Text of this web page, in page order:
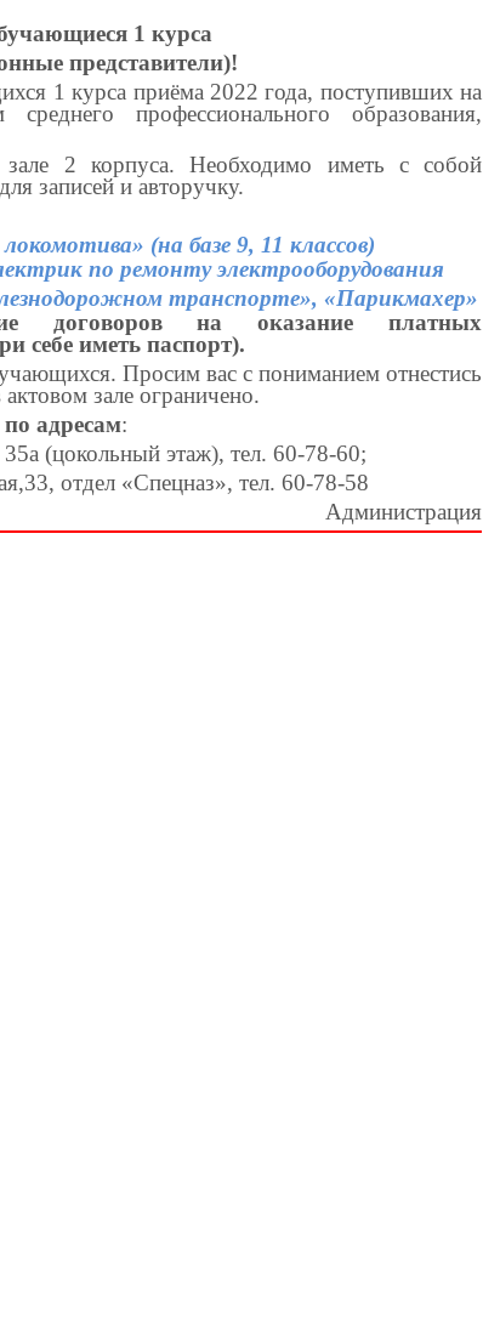
1 курса
представители)!
1 курса приёма 2022 года, поступивших на
профессионального образования,
2 корпуса. Необходимо иметь с собой
записей и авторучку.
(на базе 9, 11 классов)
по ремонту электрооборудования
транспорте», «Парикмахер»
договоров на оказание платных
себе иметь паспорт).
Просим вас с пониманием отнестись
зале ограничено.
адресам:
(цокольный этаж), тел. 60-78-60;
отдел «Спецназ», тел. 60-78-58
Администрация